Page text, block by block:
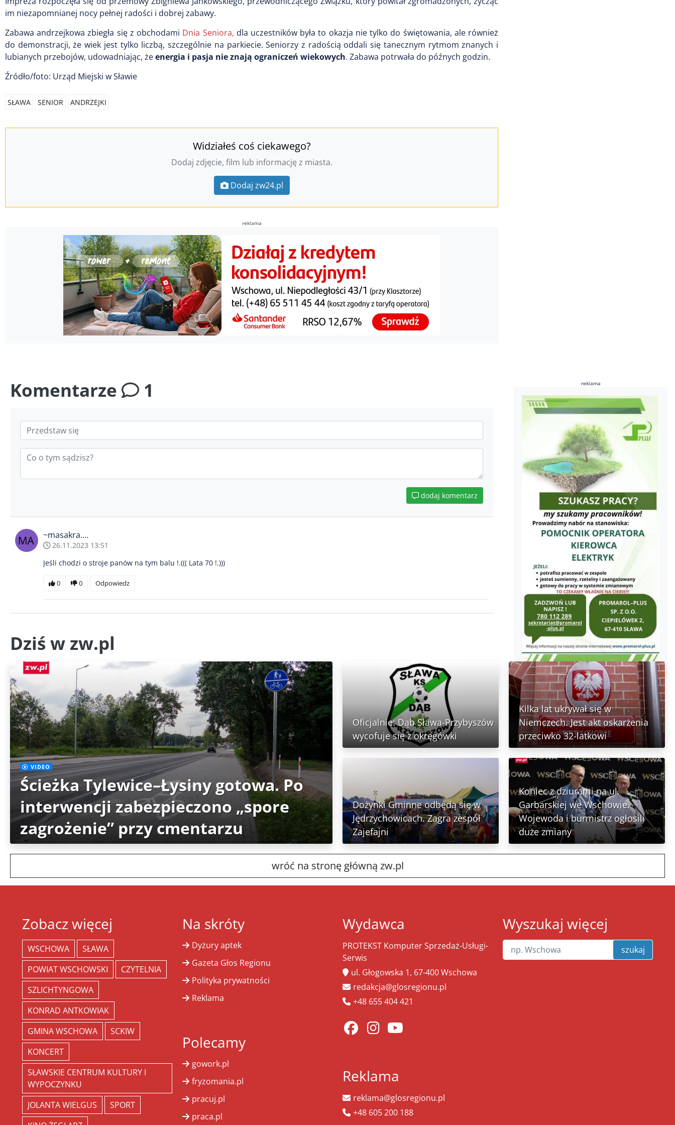
im niezapomnianej nocy pełnej radości i dobrej zabawy.
Zabawa andrzejkowa zbiegła się z obchodami Dnia Seniora, dla uczestników była to okazja nie tylko do świętowania, ale również
do demonstracji, że wiek jest tylko liczbą, szczególnie na parkiecie. Seniorzy z radością oddali się tanecznym rytmom znanych i
lubianych przebojów, udowadniając, żeenergia i pasja nie znają ograniczeń wiekowych. Zabawa potrwała do późnych godzin.
Źródło/foto: Urząd Miejski w Sławie
SŁAWA SENIOR ANDRZEJKI
Widziałeś coś ciekawego?
Dodaj zdjęcie, film lub informację z miasta.
Dodaj zw24.pl
reklama
Komentarze 1
dodaj komentarz
~masakra....
26.11.2023 13:51
Jeśli chodzi o stroje panów na tym balu !.((( Lata 70 !.)))
0 0 Odpowiedz
reklama
Dziś w zw.pl
VIDEO
Ścieżka Tylewice–Łysiny gotowa. Po
interwencji zabezpieczono „spore
zagrożenie” przy cmentarzu
Oficjalnie: Dąb Sława-Przybyszów
wycofuje się z okręgówki
Kilka lat ukrywał się w
Niemczech. Jest akt oskarżenia
przeciwko 32-latkowi
Dożynki Gminne odbędą się w
Jędrzychowicach. Zagra zespół
Zajefajni
Koniec z dziurami na ul.
Garbarskiej we Wschowie.
Wojewoda i burmistrz ogłosili
duże zmiany
wróć na stronę główną zw.pl
Zobacz więcej
WSCHOWA
SŁAWA
POWIAT WSCHOWSKI
CZYTELNIA
SZLICHTYNGOWA
KONRAD ANTKOWIAK
GMINA WSCHOWA
SCKIW
KONCERT
SŁAWSKIE CENTRUM KULTURY I
WYPOCZYNKU
JOLANTA WIELGUS
SPORT
Na skróty
Dyżury aptek
Gazeta Głos Regionu
Polityka prywatności
Reklama
Polecamy
gowork.pl
fryzomania.pl
pracuj.pl
praca.pl
Wydawca
PROTEKST Komputer Sprzedaż-Usługi-
Serwis
ul. Głogowska 1, 67-400 Wschowa
redakcja@glosregionu.pl
+48 655 404 421
Reklama
reklama@glosregionu.pl
+48 605 200 188
Wyszukaj więcej
szukaj